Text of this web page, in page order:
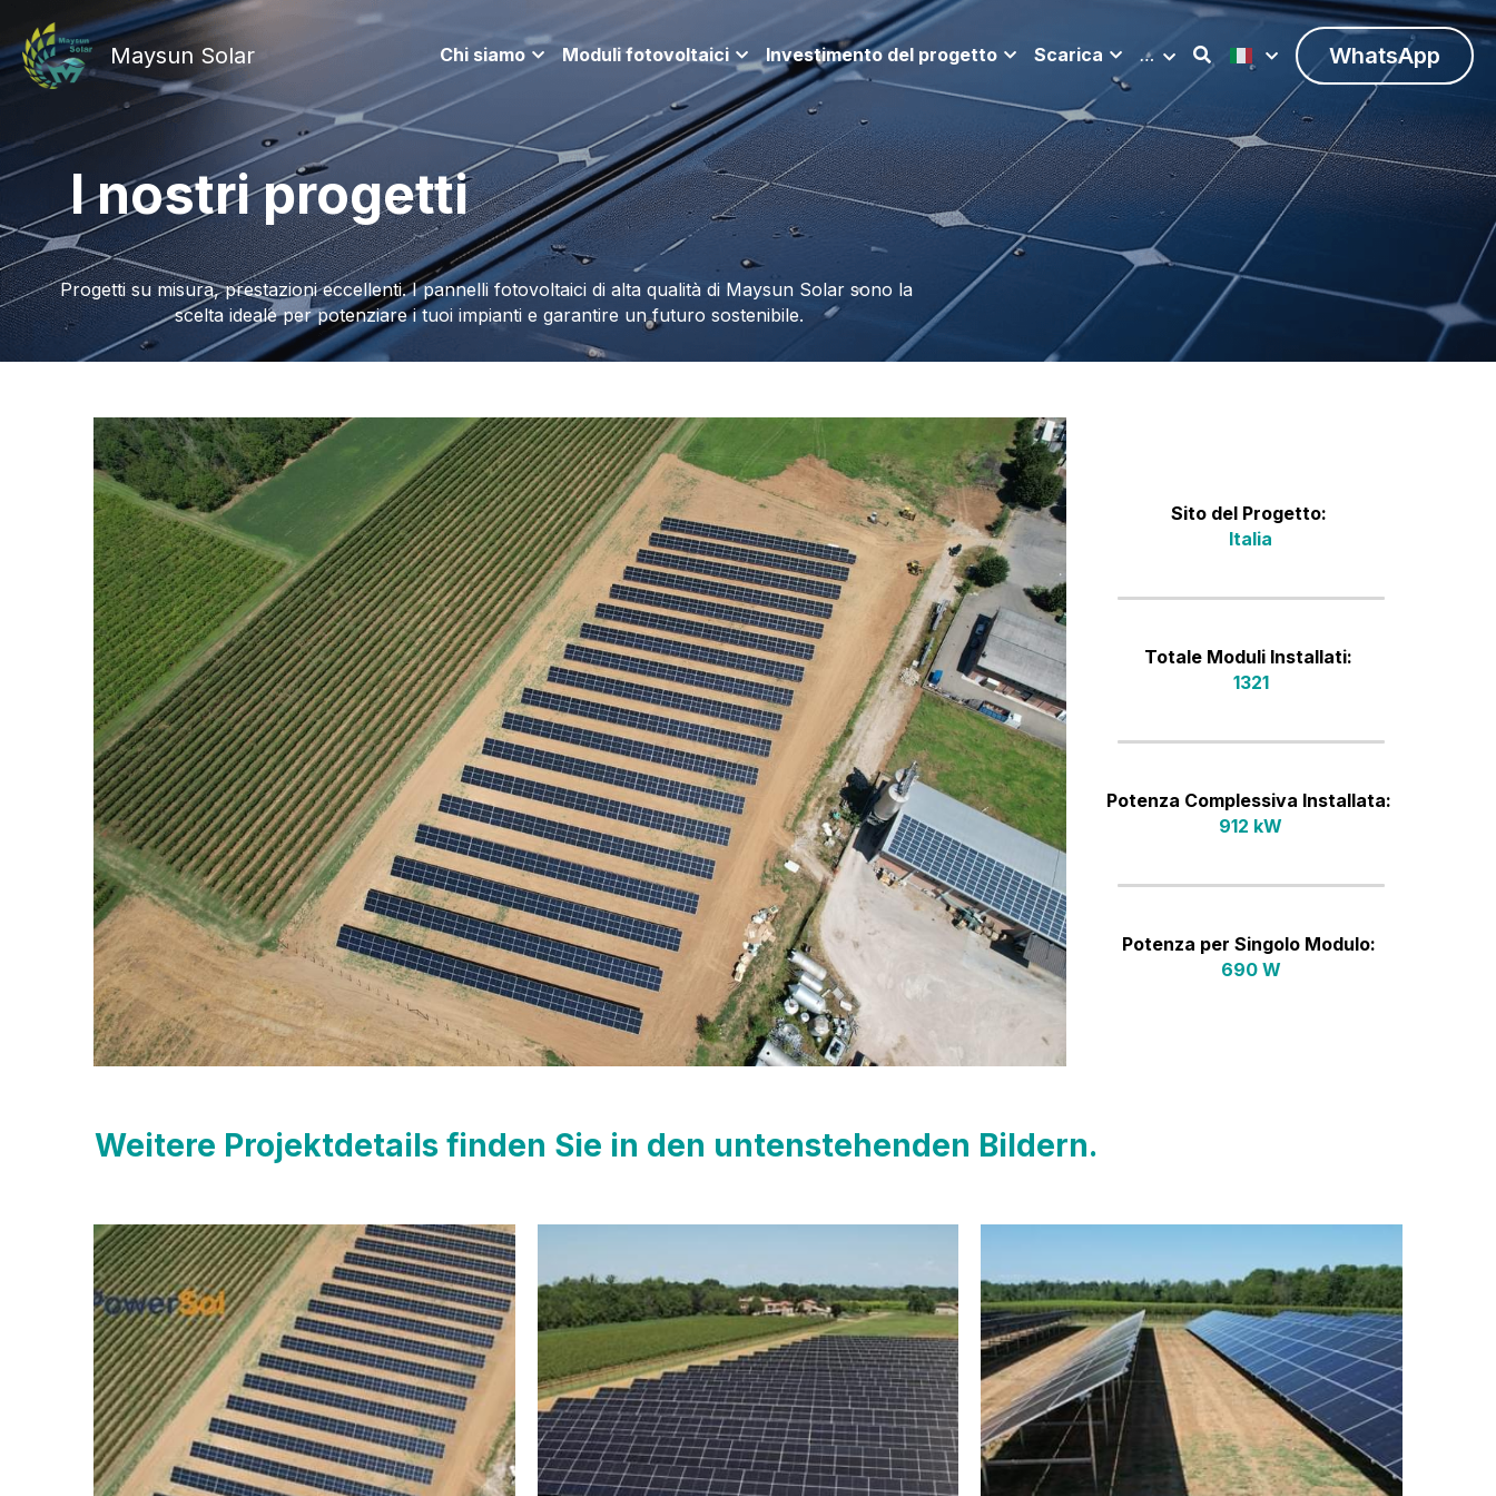
Maysun Solar Chi siamo Moduli fotovoltaici Investimento del progetto Scarica … WhatsApp
I nostri progetti
Progetti su misura, prestazioni eccellenti. I pannelli fotovoltaici di alta qualità di Maysun Solar sono la
scelta ideale per potenziare i tuoi impianti e garantire un futuro sostenibile.
Sito del Progetto:
Italia
Totale Moduli Installati:
1321
Potenza Complessiva Installata:
912 kW
Potenza per Singolo Modulo:
690 W
Weitere Projektdetails finden Sie in den untenstehenden Bildern.